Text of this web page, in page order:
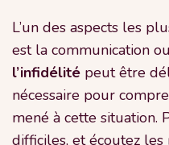
L’un des aspects les
est la communication
l’infidélité peut être
nécessaire pour
mené à cette situation.
difficiles, et écoutez